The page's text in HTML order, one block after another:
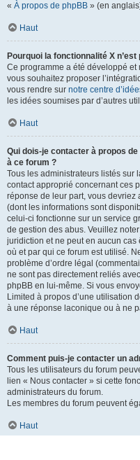
« À propos de phpBB » (en
Haut
Pourquoi la fonctionnalité X
Ce programme a été développé
vous souhaitez proposer
vous rendre sur notre centre
les idées soumises par d’autres
Haut
Qui dois-je contacter à propos de
à ce forum ?
Tous les administrateurs listés sur
contact approprié concernant ces
réponse de leur part, vous
(dont les informations sont
celui-ci fonctionne sur un service
de gestion des abus. Veuillez
juridiction et ne peut en aucun
où et par qui ce forum est utilisé.
problème d’ordre légal
ne sont pas directement reliés
phpBB en lui-même. Si vous
Limited à propos d’une utilisation
à une réponse laconique ou à ne
Haut
Comment puis-je contacter un
Tous les utilisateurs du forum
lien « Nous contacter » si cette
administrateurs du forum.
Les membres du forum peuvent
Haut